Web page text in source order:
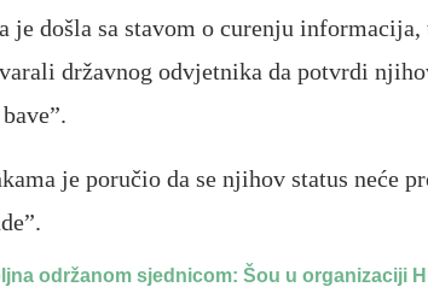
je došla sa stavom o curenju
državnog odvjetnika da potvrdi
je poručio da se njihov status neće
održanom sjednicom: Šou u organizaciji